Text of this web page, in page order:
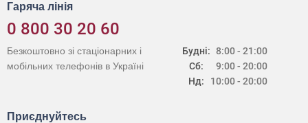
Гаряча лінія
0 800 30 20 60
Будні:
Сб:
Нд:
8:00 - 21:00
9:00 - 20:00
10:00 - 20:00
Безкоштовно зі стаціонарних і
мобільних телефонів в Україні
Приєднуйтесь